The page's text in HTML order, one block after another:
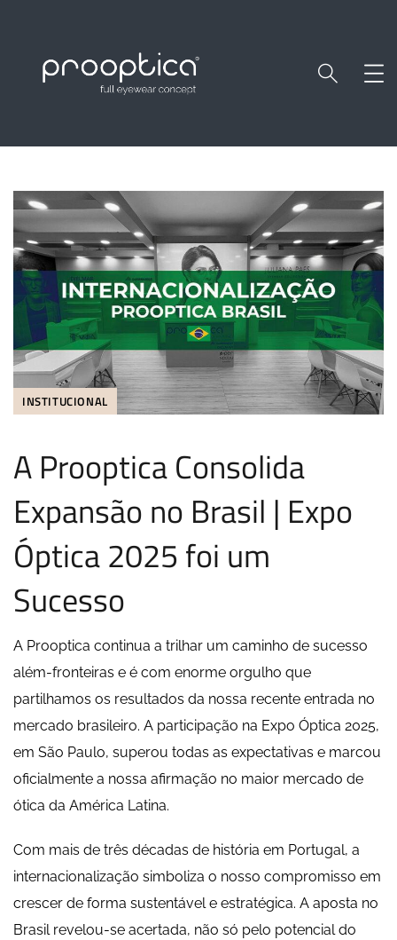
INSTITUCIONAL
A Prooptica Consolida
Expansão no Brasil | Expo
Óptica 2025 foi um
Sucesso
A Prooptica continua a trilhar um caminho de sucesso
além-fronteiras e é com enorme orgulho que
partilhamos os resultados da nossa recente entrada no
mercado brasileiro. A participação na Expo Óptica 2025,
em São Paulo, superou todas as expectativas e marcou
oficialmente a nossa afirmação no maior mercado de
ótica da América Latina.
Com mais de três décadas de história em Portugal, a
internacionalização simboliza o nosso compromisso em
crescer de forma sustentável e estratégica. A aposta no
Brasil revelou-se acertada, não só pelo potencial do